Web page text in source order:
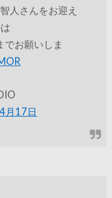
人さんをお迎え
でお願いしま
月17日